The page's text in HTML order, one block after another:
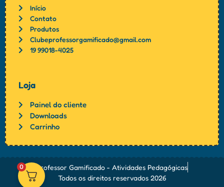
Início
Contato
Produtos
Clubeprofessorgamificado@gmail.com
19 99018-4025
Loja
Painel do cliente
Downloads
Carrinho
Professor Gamificado - Atividades Pedagógicas
Todos os direitos reservados 2026
0